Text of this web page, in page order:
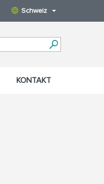
Schweiz
KONTAKT